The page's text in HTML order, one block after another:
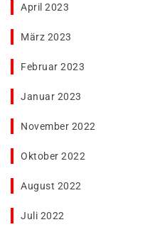
April 2023
März 2023
Februar 2023
Januar 2023
November 2022
Oktober 2022
August 2022
Juli 2022